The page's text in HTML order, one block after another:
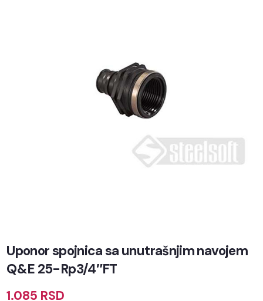
Uponor spojnica sa unutrašnjim navojem
Q&E 25-Rp3/4″FT
1.085 RSD